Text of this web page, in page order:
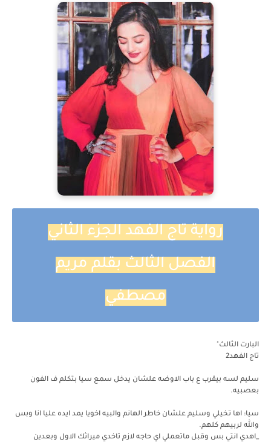
رواية تاج الفهد الجزء الثاني
الفصل الثالث بقلم مريم
مصطفي
البارت الثالث"
تاج الفهد2
سليم لسه بيقرب ع باب الاوضه علشان يدخل سمع سيا بتكلم ف الفون
بعصبيه.
سيا: اها تخيلي وسليم علشان خاطر الهانم والبيه اخويا يمد ايده عليا انا وبس
والله لربيهم كلهم.
_اهدي انتي بس وقبل ماتعملي اي حاجه لازم تاخدي ميراثك الاول وبعدين